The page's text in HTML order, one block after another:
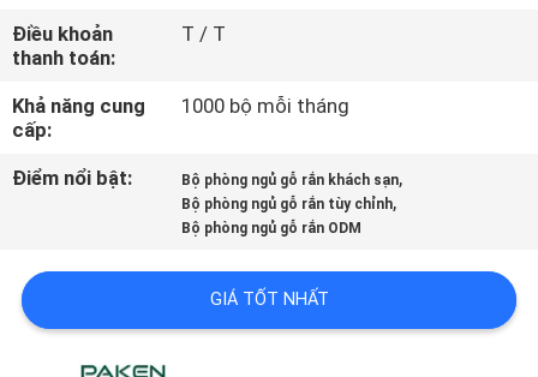
SOÁT
CHẤT
LƯỢNG
CHÚNG
TÔI
Điều khoản
thanh toán:
T / T
Khả năng cung
cấp:
1000 bộ mỗi tháng
Điểm nổi bật: Bộ phòng ngủ gỗ rắn khách sạn,
Bộ phòng ngủ gỗ rắn tùy chỉnh,
Bộ phòng ngủ gỗ rắn ODM
GIÁ TỐT NHẤT